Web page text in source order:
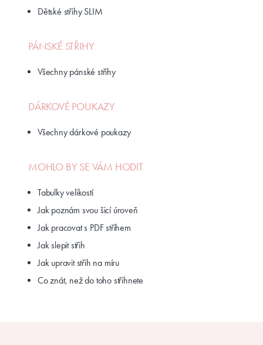
Dětské střihy SLIM
PÁNSKÉ STŘIHY
Všechny pánské střihy
DÁRKOVÉ POUKAZY
Všechny dárkové poukazy
MOHLO BY SE VÁM HODIT
Tabulky velikostí
Jak poznám svou šicí úroveň
Jak pracovat s PDF střihem
Jak slepit střih
Jak upravit střih na míru
Co znát, než do toho střihnete